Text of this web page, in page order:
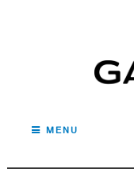
MENU